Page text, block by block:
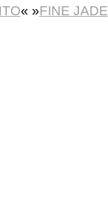
« »FINE JADE